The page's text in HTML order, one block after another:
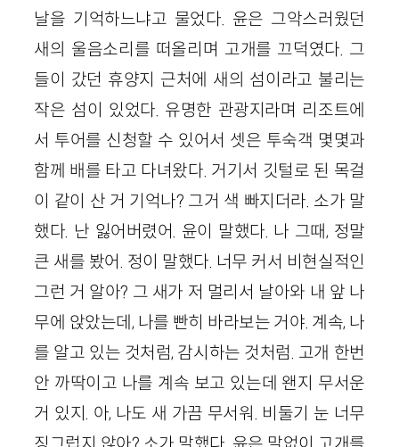
날을 기억하느냐고 물었다. 윤은 그악스러웠던
새의 울음소리를 떠올리며 고개를 끄덕였다. 그
들이 갔던 휴양지 근처에 새의 섬이라고 불리는
작은 섬이 있었다. 유명한 관광지라며 리조트에
서 투어를 신청할 수 있어서 셋은 투숙객 몇몇과
함께 배를 타고 다녀왔다. 거기서 깃털로 된 목걸
이 같이 산 거 기억나? 그거 색 빠지더라. 소가 말
했다. 난 잃어버렸어. 윤이 말했다. 나 그때, 정말
큰 새를 봤어. 정이 말했다. 너무 커서 비현실적인
그런 거 알아? 그 새가 저 멀리서 날아와 내 앞 나
무에 앉았는데, 나를 빤히 바라보는 거야. 계속, 나
를 알고 있는 것처럼, 감시하는 것처럼. 고개 한번
안 까딱이고 나를 계속 보고 있는데 왠지 무서운
거 있지. 아, 나도 새 가끔 무서워. 비둘기 눈 너무